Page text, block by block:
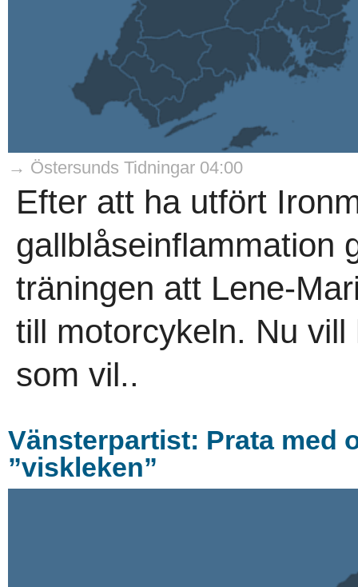
→ Östersunds Tidningar 04:00
Efter att ha utfört
gallblåseinflammation
träningen att Lene-
till motorcykeln. Nu
som vil..
Vänsterpartist: Prata med
”viskleken”